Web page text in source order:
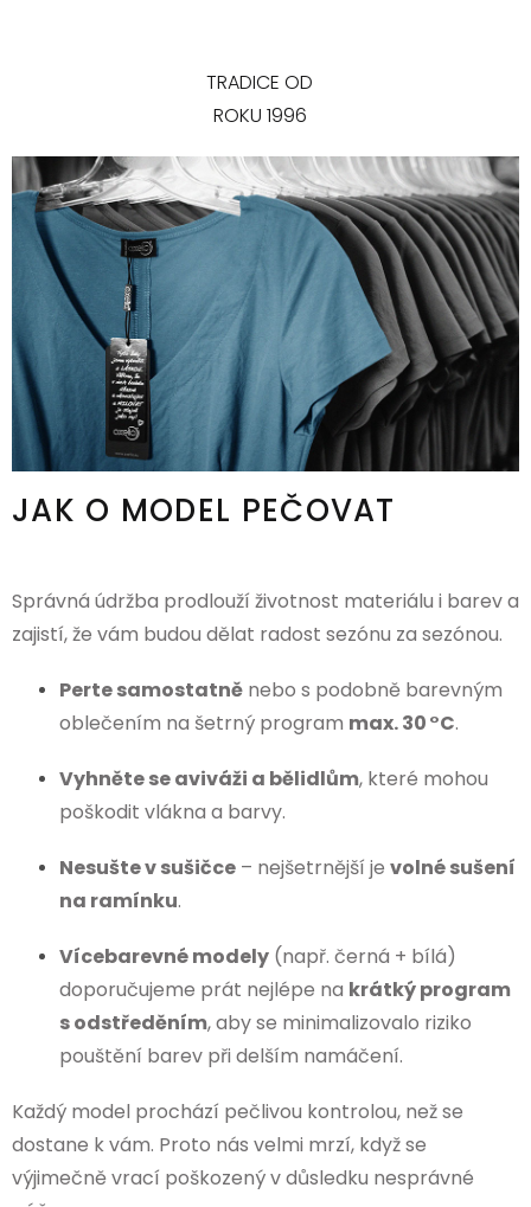
TRADICE OD
ROKU 1996
JAK O MODEL PEČOVAT
Správná údržba prodlouží životnost materiálu i barev a
zajistí, že vám budou dělat radost sezónu za sezónou.
Perte samostatně nebo s podobně barevným
oblečením na šetrný program max. 30 °C.
Vyhněte se aviváži a bělidlům, které mohou
poškodit vlákna a barvy.
Nesušte v sušičce – nejšetrnější je volné sušení
na ramínku.
Vícebarevné modely (např. černá + bílá)
doporučujeme prát nejlépe na krátký program
s odstředěním, aby se minimalizovalo riziko
pouštění barev při delším namáčení.
Každý model prochází pečlivou kontrolou, než se
dostane k vám. Proto nás velmi mrzí, když se
výjimečně vrací poškozený v důsledku nesprávné